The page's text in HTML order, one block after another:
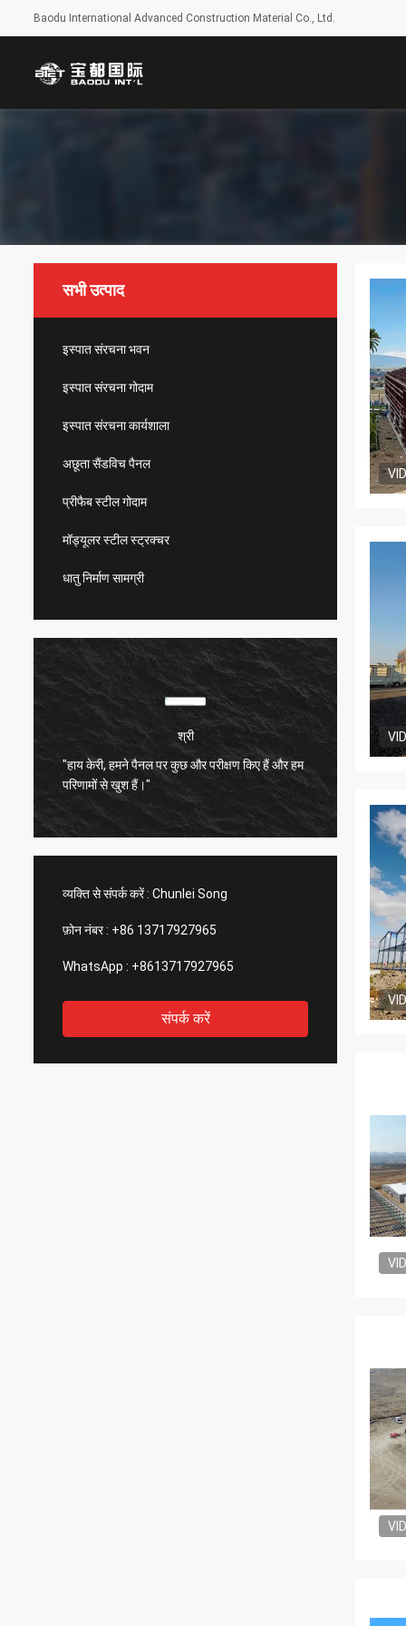
Baodu International Advanced Construction Material Co., Ltd.
सभी उत्पाद
इस्पात संरचना भवन
इस्पात संरचना गोदाम
इस्पात संरचना कार्यशाला
अछूता सैंडविच पैनल
प्रीफैब स्टील गोदाम
मॉड्यूलर स्टील स्ट्रक्चर
धातु निर्माण सामग्री
श्री
"हाय केरी, हमने पैनल पर कुछ और परीक्षण किए हैं और हम
परिणामों से खुश हैं।"
व्यक्ति से संपर्क करें : Chunlei Song
फ़ोन नंबर : +86 13717927965
WhatsApp : +8613717927965
संपर्क करें